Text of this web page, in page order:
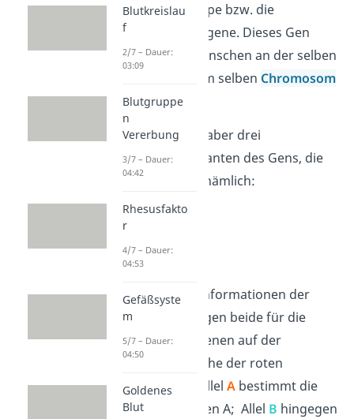
jeweilige Blutgruppe bzw. die
vorhandenen Antigene. Dieses Gen
liegt bei jedem Menschen an der selben
Stelle, also auf dem selben Chromosom
.
Es existieren jetzt aber drei
verschiedene Varianten des Gens, die
Allele
nennst, nämlich:
AllelA
Allel
Die genetischen Informationen der
Allele
sorgen beide für die
Bildung von Antigenen auf der
Membranoberfläche der roten
Blutkörperchen. Allel A bestimmt die
Bildung von Antigen A; Allel B hingegen
Blutkreislau
f
2/7 – Dauer:
03:09
Blutgruppe
n
Vererbung
3/7 – Dauer:
04:42
Rhesusfakto
r
4/7 – Dauer:
04:53
Gefäßsyste
m
5/7 – Dauer:
04:50
Goldenes
Blut